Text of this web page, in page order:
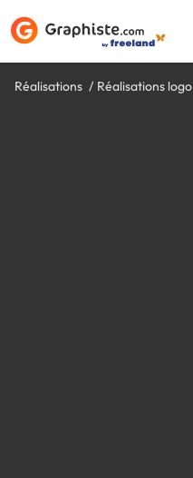
Réalisations Réalisations logo